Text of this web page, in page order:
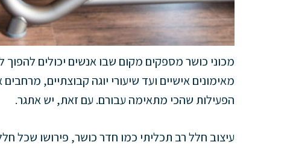
מכוני כושר מספקים מקום שבו אנשים יכולים
מאימונים אישיים ועד שיעורי יוגה קבוצתיים,
הפעילות שהכי מתאימה עבורם. עם זאת, יש אתגר.
עיצוב חלל רב תכליתי כמו חדר כושר, פירושו שכל